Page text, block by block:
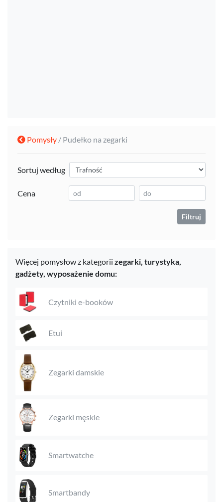
Pomysły / Pudełko na zegarki
Sortuj według
Cena
Filtruj
Więcej pomysłow z kategorii zegarki, turystyka,
gadżety, wyposażenie domu:
Czytniki e-booków
Etui
Zegarki damskie
Zegarki męskie
Smartwatche
Smartbandy